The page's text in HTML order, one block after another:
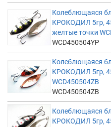
Колеблющаяся
КРОКОДИЛ 5гр,
желтые точки
WCD450504YP
Колеблющаяся
КРОКОДИЛ 5гр,
WCD450504ZB
WCD450504ZB
Колеблющаяся
КРОКОДИЛ 5гр,